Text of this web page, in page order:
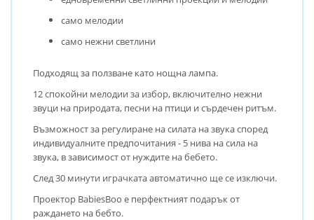
само мелодии
само нежни светлини
Подходящ за ползване като нощна лампа.
12 спокойни мелодии за избор, включително нежни
звуци на природата, песни на птици и сърдечен ритъм.
Възможност за регулиране на силата на звука според
индивидуалните предпочитания - 5 нива на сила на
звука, в зависимост от нуждите на бебето.
След 30 минути играчката автоматично ще се изключи.
Проектор BabiesBoo е перфектният подарък от
раждането на бебто.